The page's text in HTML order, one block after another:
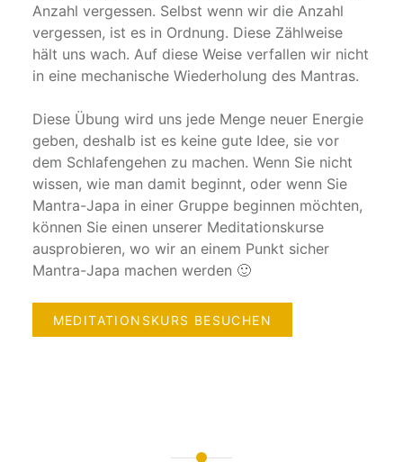
Anzahl vergessen. Selbst wenn wir die Anzahl
vergessen, ist es in Ordnung. Diese Zählweise
hält uns wach. Auf diese Weise verfallen wir nicht
in eine mechanische Wiederholung des Mantras.
Diese Übung wird uns jede Menge neuer Energie
geben, deshalb ist es keine gute Idee, sie vor
dem Schlafengehen zu machen. Wenn Sie nicht
wissen, wie man damit beginnt, oder wenn Sie
Mantra-Japa in einer Gruppe beginnen möchten,
können Sie einen unserer Meditationskurse
ausprobieren, wo wir an einem Punkt sicher
Mantra-Japa machen werden 🙂
MEDITATIONSKURS BESUCHEN